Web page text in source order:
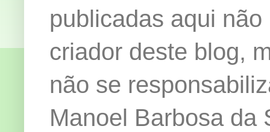
publicadas aqui
criador deste blog,
não se
Manoel Barbosa da